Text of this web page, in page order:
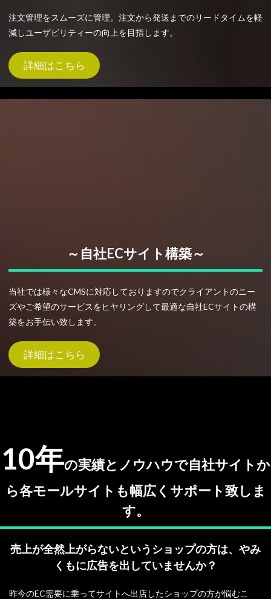
注文管理をスムーズに管理。注文から発送までのリードタイムを軽
減しユーザビリティーの向上を目指します。
詳細はこちら
～自社ECサイト構築～
当社では様々なCMSに対応しておりますのでクライアントのニー
ズやご希望のサービスをヒヤリングして最適な自社ECサイトの構
築をお手伝い致します。
詳細はこちら
10年の実績とノウハウで自社サイトか
ら各モールサイトも幅広くサポート致しま
す。
売上が全然上がらないというショップの方は、やみ
くもに広告を出していませんか？
昨今のEC需要に乗ってサイトへ出店したショップの方が悩むこ